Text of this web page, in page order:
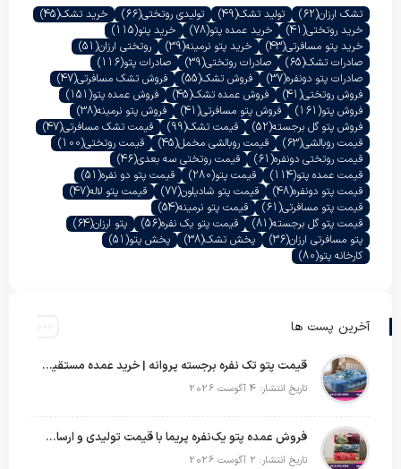
تشک ارزان(62) تولید تشک(49) تولیدی روتختی(66) خرید تشک(45)
خرید روتختی(41) خرید عمده پتو(78) خرید پتو(115)
خرید پتو مسافرتی(43) خرید پتو نرمینه(39) روتختی ارزان(51)
صادرات تشک(65) صادرات روتختی(39) صادرات پتو(116)
صادرات پتو دونفره(37) فروش تشک(55) فروش تشک مسافرتی(47)
فروش روتختی(41) فروش عمده تشک(45) فروش عمده پتو(151)
فروش پتو(161) فروش پتو مسافرتی(41) فروش پتو نرمینه(38)
فروش پتو گل برجسته(52) قیمت تشک(99) قیمت تشک مسافرتی(47)
قیمت روبالشی(63) قیمت روبالشی مخمل(45) قیمت روتختی(100)
قیمت روتختی دونفره(61) قیمت روتختی سه بعدی(46)
قیمت عمده پتو(114) قیمت پتو(280) قیمت پتو دو نفره(51)
قیمت پتو دونفره(48) قیمت پتو شادیلون(77) قیمت پتو لاله(47)
قیمت پتو مسافرتی(61) قیمت پتو نرمینه(54)
قیمت پتو گل برجسته(81) قیمت پتو یک نفره(56) پتو ارزان(64)
پتو مسافرتی ارزان(36) پخش تشک(38) پخش پتو(51)
کارخانه پتو(80)
آخرین پست ها
قیمت پتو تک نفره برجسته پروانه | خرید عمده مستقیم با بهترین قیمت بازار
تاریخ انتشار: 4 آگوست 2026
فروش عمده پتو یک‌نفره پریما با قیمت تولیدی و ارسال به سراسر کشور
تاریخ انتشار: 2 آگوست 2026